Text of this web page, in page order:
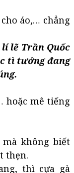
áo,… chẳng
lẽ Trần Quốc
tì tướng đang
hoặc mê tiếng
mà không biết
thẹn.
thì cựa gà